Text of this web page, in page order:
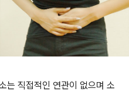
는 직접적인 연관이 없으며 소